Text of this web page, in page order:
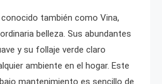
conocido también como Vina,
belleza. Sus abundantes
y su follaje verde claro
ambiente en el hogar. Este
mantenimiento es sencillo de